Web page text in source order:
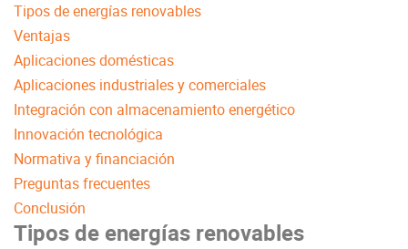
Tipos de energías renovables
Ventajas
Aplicaciones domésticas
Aplicaciones industriales y comerciales
Integración con almacenamiento energético
Innovación tecnológica
Normativa y financiación
Preguntas frecuentes
Conclusión
Tipos de energías renovables